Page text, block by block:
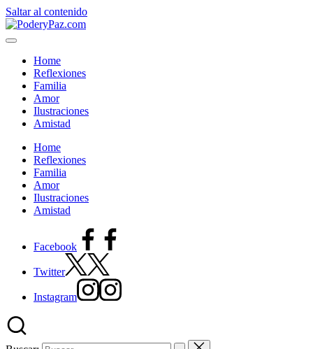
Saltar al contenido
Home
Reflexiones
Familia
Amor
Ilustraciones
Amistad
Home
Reflexiones
Familia
Amor
Ilustraciones
Amistad
Facebook
Twitter
Instagram